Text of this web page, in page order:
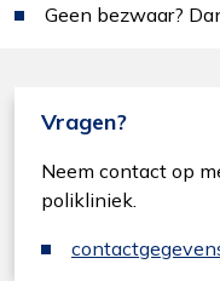
Geen bezwaar?
Vragen?
Neem contact op
polikliniek.